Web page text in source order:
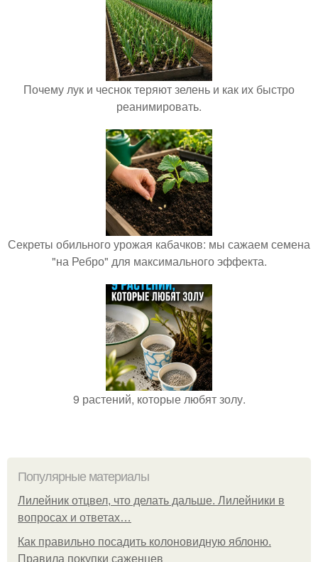
Почему лук и чеснок теряют зелень и как их быстро
реанимировать.
Секреты обильного урожая кабачков: мы сажаем семена
"на Ребро" для максимального эффекта.
9 растений, которые любят золу.
Популярные материалы
Лилейник отцвел, что делать дальше. Лилейники в
вопросах и ответах…
Как правильно посадить колоновидную яблоню.
Правила покупки саженцев